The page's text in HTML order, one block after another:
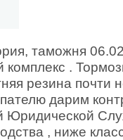
таможня
.
резина почти
дарим
Юридической
, ниже